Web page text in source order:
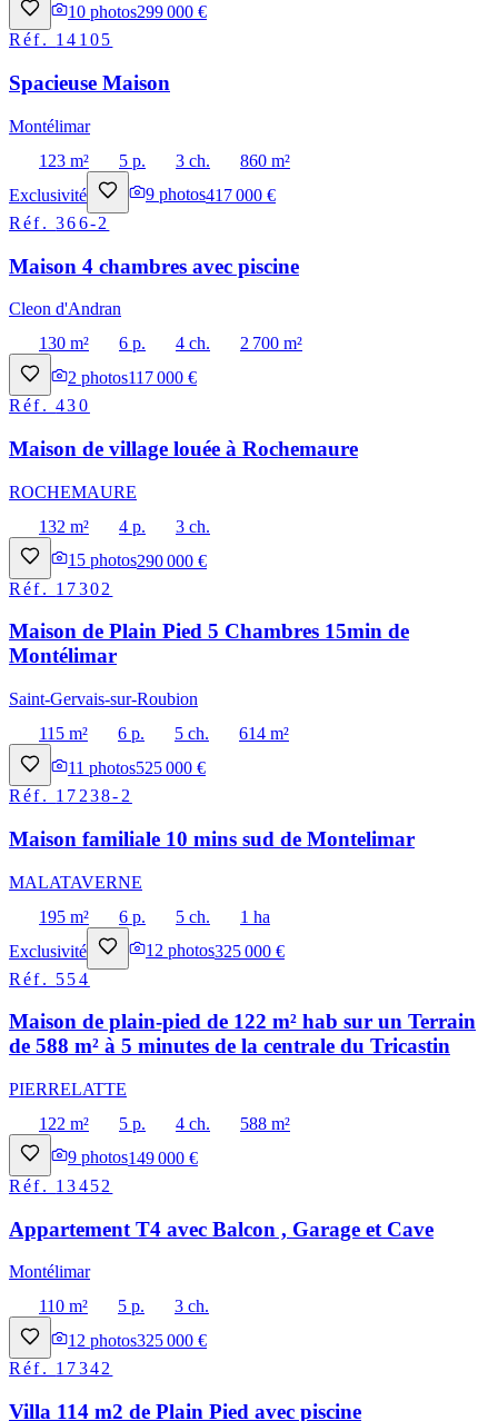
10 photos299 000 €
Réf. 14105
Spacieuse Maison
Montélimar
123 m²
5 p. 3 ch.
860 m²
Exclusivité
9 photos417 000 €
Réf.366-2
Maison 4 chambres avec piscine
Cleon d'Andran
130 m²
6 p. 4 ch.
2 700 m²
2 photos117 000 €
Réf.430
Maison de village louée à Rochemaure
ROCHEMAURE
132 m²
4 p.
3 ch.
15 photos290 000 €
Réf. 17302
Maison de Plain Pied 5 Chambres 15min de
Montélimar
Saint-Gervais-sur-Roubion
115 m²
6 p. 5 ch.
614 m²
11 photos525 000 €
Réf. 17238-2
Maison familiale 10 mins sud de Montelimar
MALATAVERNE
195 m²
6 p. 5 ch.
1 ha
Exclusivité
12 photos325 000 €
Réf. 554
Maison de plain-pied de 122 m² hab sur un Terrain
de 588 m² à 5 minutes de la centrale du Tricastin
PIERRELATTE
122 m²
5 p. 4 ch.
588 m²
9 photos149 000 €
Réf. 13452
Appartement T4 avec Balcon , Garage et Cave
Montélimar
110 m²
5 p.
3 ch.
12 photos325 000 €
Réf. 17342
Villa 114 m2 de Plain Pied avec piscine